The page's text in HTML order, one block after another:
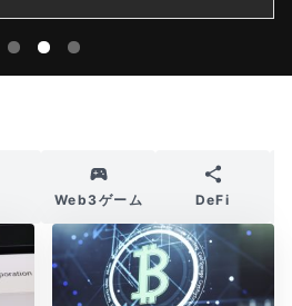
Web3ゲーム DeFi